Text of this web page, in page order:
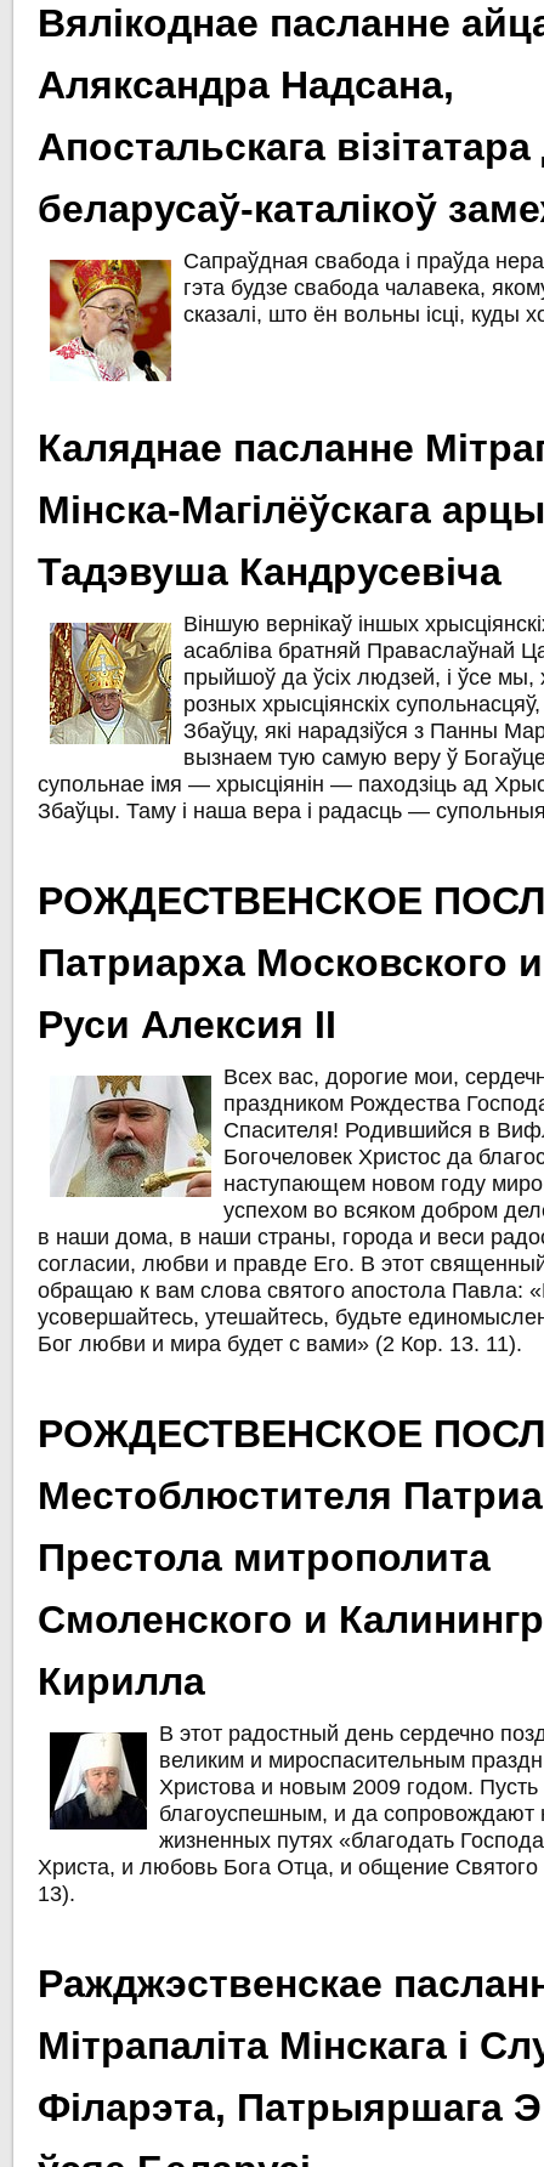
Вялікоднае пасланне
Аляксандра Надсана,
Апостальскага
беларусаў-каталікоў
Сапраўдная свабода і праўда
гэта будзе свабода чалавека,
сказалі, што ён вольны ісці, куды
Каляднае пасланне
Мінска-Магілёўскага
Тадэвуша Кандрусевіча
Вiншую вернікаў іншых
асаблiва братняй Праваслаўнай
прыйшоў да ўсiх людзей, i ўсе
розных хрысцiянскiх
Збаўцу, якi нарадзiўся з Панны
вызнаем тую самую веру ў
супольнае iмя — хрысцiянiн — паходзiць ад
Збаўцы. Таму i наша вера і радасць —
РОЖДЕСТВЕНСКОЕ
Патриарха Московского
Руси Алексия II
Всех вас, дорогие мои,
праздником Рождества
Спасителя! Родившийся в
Богочеловек Христос да
наступающем новом году
успехом во всяком добром
в наши дома, в наши страны, города и веси
согласии, любви и правде Его. В этот
обращаю к вам слова святого апостола Павла:
усовершайтесь, утешайтесь, будьте
Бог любви и мира будет с вами» (2 Кор. 13. 11).
РОЖДЕСТВЕНСКОЕ
Местоблюстителя
Престола митрополита
Смоленского и
Кирилла
В этот радостный день сердечно
великим и мироспасительным
Христова и новым 2009 годом.
благоуспешным, и да сопровождают
жизненных путях «благодать
Христа, и любовь Бога Отца, и общение
13).
Ражджэственскае
Мітрапаліта Мінскага і
Філарэта, Патрыяршага